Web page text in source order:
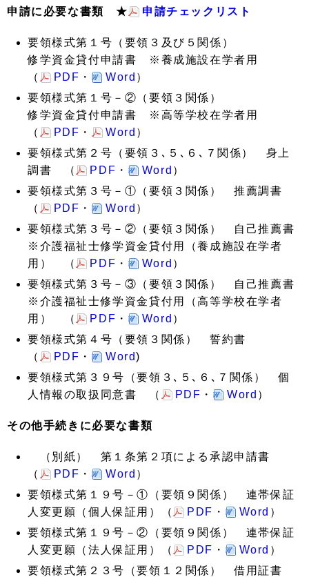
申請に必要な書類 ★ 申請チェックリスト
要領様式第１号（要領３及び５関係）
修学資金貸付申請書 ※養成施設在学者用
（
PDF ・ Word ）
要領様式第１号－②（要領３関係）
修学資金貸付申請書 ※高等学校在学者用
（
PDF ・ Word ）
要領様式第２号（要領３､５､６､７関係） 身上
調書 （
PDF ・ Word ）
要領様式第３号－①（要領３関係） 推薦調書
（
PDF ・ Word ）
要領様式第３号－②（要領３関係） 自己推薦書
※介護福祉士修学資金貸付用（養成施設在学者
用） （
PDF ・ Word ）
要領様式第３号－③（要領３関係） 自己推薦書
※介護福祉士修学資金貸付用（高等学校在学者
用） （
PDF ・ Word ）
要領様式第４号（要領３関係） 誓約書
（
PDF ・ Word)
要領様式第３９号（要領３､５､６､７関係） 個
人情報の取扱同意書 （
PDF ・ Word ）
その他手続きに必要な書類
（別紙） 第１条第２項による承認申請書
（
PDF ・ Word ）
要領様式第１９号－①（要領９関係） 連帯保証
人変更願（個人保証用）（
PDF ・ Word ）
要領様式第１９号－②（要領９関係） 連帯保証
人変更願（法人保証用）（
PDF ・ Word ）
要領様式第２３号（要領１２関係） 借用証書